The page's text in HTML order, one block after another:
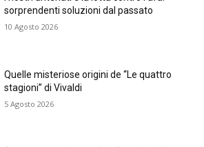
sorprendenti soluzioni dal passato
10 Agosto 2026
Quelle misteriose origini de “Le quattro
stagioni” di Vivaldi
5 Agosto 2026